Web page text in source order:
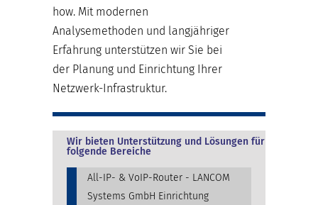
how. Mit modernen
Analysemethoden und langjähriger
Erfahrung unterstützen wir Sie bei
der Planung und Einrichtung Ihrer
Netzwerk-Infrastruktur.
Wir bieten Unterstützung und Lösungen für
folgende Bereiche
All-IP- & VoIP-Router - LANCOM
Systems GmbH Einrichtung